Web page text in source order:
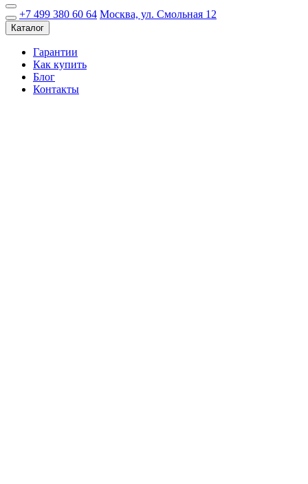
+7 499 380 60 64 Москва, ул. Смольная 12
Каталог
Гарантии
Как купить
Блог
Контакты